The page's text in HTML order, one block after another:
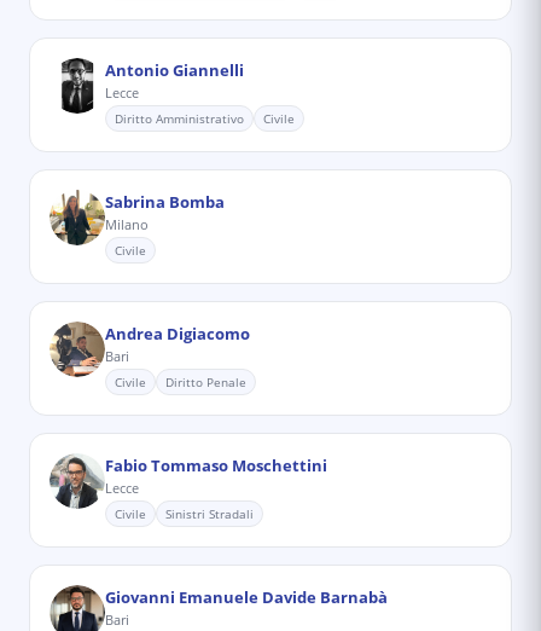
Antonio Giannelli
Lecce
Diritto Amministrativo Civile
Sabrina Bomba
Milano
Civile
Andrea Digiacomo
Bari
Civile Diritto Penale
Fabio Tommaso Moschettini
Lecce
Civile Sinistri Stradali
Giovanni Emanuele Davide Barnabà
Bari